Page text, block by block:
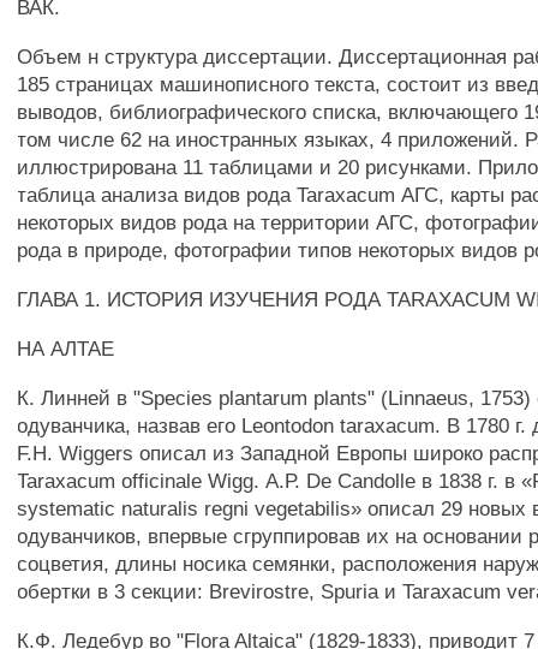
ВАК.
Объем н структура диссертации. Диссертационная
185 страницах машинописного текста, состоит из
выводов, библиографического списка, включающего
том числе 62 на иностранных языках, 4 приложений.
иллюстрирована 11 таблицами и 20 рисунками.
таблица анализа видов рода Taraxacum АГС, карты
некоторых видов рода на территории АГС,
рода в природе, фотографии типов некоторых видов
ГЛАВА 1. ИСТОРИЯ ИЗУЧЕНИЯ РОДА TARAXACUM
НА АЛТАЕ
К. Линней в "Species plantarum plants" (Linnaeus,
одуванчика, назвав его Leontodon taraxacum. В 1780 г.
F.H. Wiggers описал из Западной Европы широко
Taraxacum officinale Wigg. А.Р. De Candolle в 1838 г. в
systematic naturalis regni vegetabilis» описал 29 новых
одуванчиков, впервые сгруппировав их на основании
соцветия, длины носика семянки, расположения
обертки в 3 секции: Brevirostre, Spuria и Taraxacum
К.Ф. Ледебур во "Flora Altaica" (1829-1833), приводит